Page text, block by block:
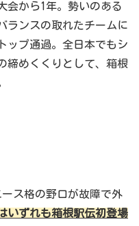
会から1年。勢いのある
ランスの取れたチームに
ップ通過。全日本でもシ
締めくくりとして、箱根
ス格の野口が故障で外
いずれも箱根駅伝初登場